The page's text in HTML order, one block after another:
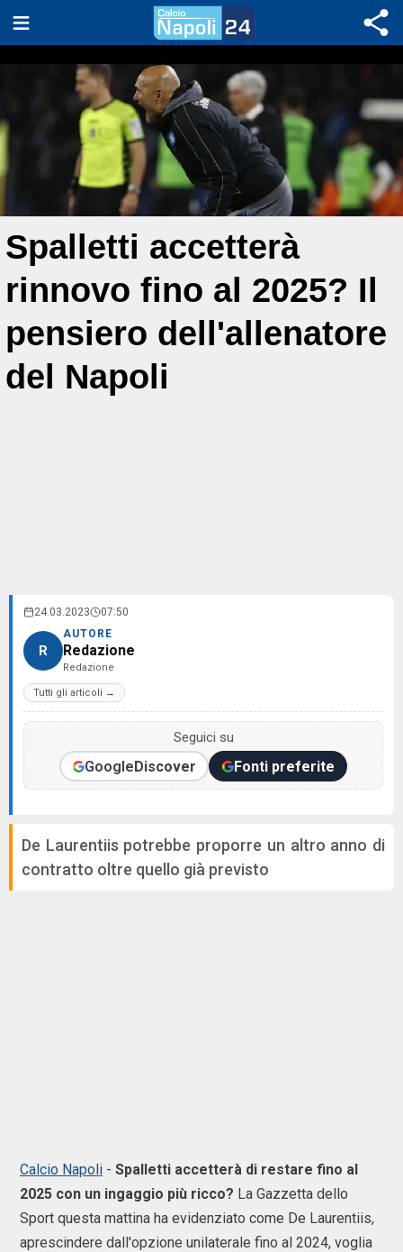
Spalletti accetterà
rinnovo fino al 2025? Il
pensiero dell'allenatore
del Napoli
24.03.2023 07:50
R
AUTORE
Redazione
Redazione
Tutti gli articoli →
Seguici su
GoogleDiscover Fonti preferite
De Laurentiis potrebbe proporre un altro anno di
contratto oltre quello già previsto
Calcio Napoli - Spalletti accetterà di restare fino al
2025 con un ingaggio più ricco? La Gazzetta dello
Sport questa mattina ha evidenziato come De Laurentiis,
aprescindere dall'opzione unilaterale fino al 2024, voglia